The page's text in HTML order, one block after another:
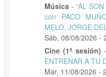
Música - “AL
con PACO
MELO, JORGE
Sáb, 08/08/2026 -
Cine (1ª sesión) -
ENTRENAR A TU
Mar, 11/08/2026 -